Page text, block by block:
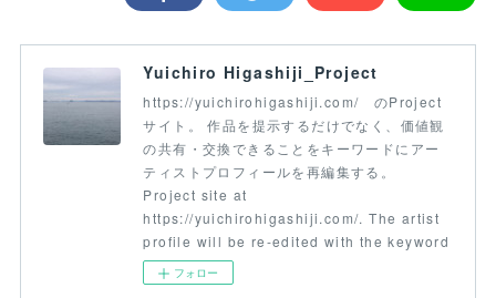
Yuichiro Higashiji_Project
https://yuichirohigashiji.com/ のProject
サイト。 作品を提示するだけでなく、価値観
の共有・交換できることをキーワードにアー
ティストプロフィールを再編集する。
Project site at
https://yuichirohigashiji.com/. The artist
profile will be re-edited with the keyword
フォロー